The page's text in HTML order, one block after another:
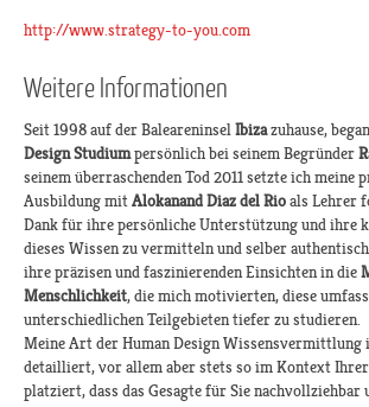
http://www.strategy-to-you.com
Weitere Informationen
Seit 1998 auf der BaleareninselIbizazuhause,
Design Studiumpersönlich bei seinem Begründer
seinem überraschenden Tod 2011 setzte ich meine
Ausbildung mitAlokanand Diaz del Rioals Lehrer
Dank für ihre persönliche Unterstützung und ihre
dieses Wissen zu vermitteln und selber
ihre präzisen und faszinierenden Einsichten in die
Menschlichkeit, die mich motivierten, diese
unterschiedlichen Teilgebieten tiefer zu studieren.
Meine Art der Human Design Wissensvermittlung
detailliert, vor allem aber stets so im Kontext
platziert, dass das Gesagte für Sie nachvollziehbar